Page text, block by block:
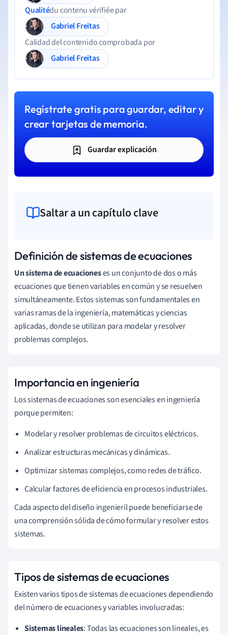
Qualitédu contenu vérifiée par
Gabriel Freitas
Calidad del contenido comprobada por
Gabriel Freitas
Regístrate gratis para guardar, editar y
crear tarjetas de memoria.
Guardar explicación
Saltar a un capítulo clave
Definición de sistemas de ecuaciones
Un sistema de ecuacioneses un conjunto de dos o más
ecuaciones que tienen variables en común y se resuelven
simultáneamente. Estos sistemas son fundamentales en
varias ramas de la ingeniería, matemáticas y ciencias
aplicadas, donde se utilizan para modelar y resolver
problemas complejos.
Importancia en ingeniería
Los sistemas de ecuaciones son esenciales en ingeniería
porque permiten:
Modelar y resolver problemas de circuitos eléctricos.
Analizar estructuras mecánicas y dinámicas.
Optimizar sistemas complejos, como redes de tráfico.
Calcular factores de eficiencia en procesos industriales.
Cada aspecto del diseño ingenieril puede beneficiarse de
una comprensión sólida de cómo formular y resolver estos
sistemas.
Tipos de sistemas de ecuaciones
Existen varios tipos de sistemas de ecuaciones dependiendo
del número de ecuaciones y variables involucradas:
Sistemas lineales: Todas las ecuaciones son lineales, es